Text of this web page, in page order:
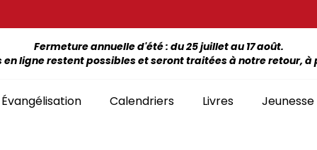
Fermeture annuelle d'été : du 25 juillet au 17 août.
en ligne restent possibles et seront traitées à notre retour, à
Évangélisation Calendriers Livres Jeunesse